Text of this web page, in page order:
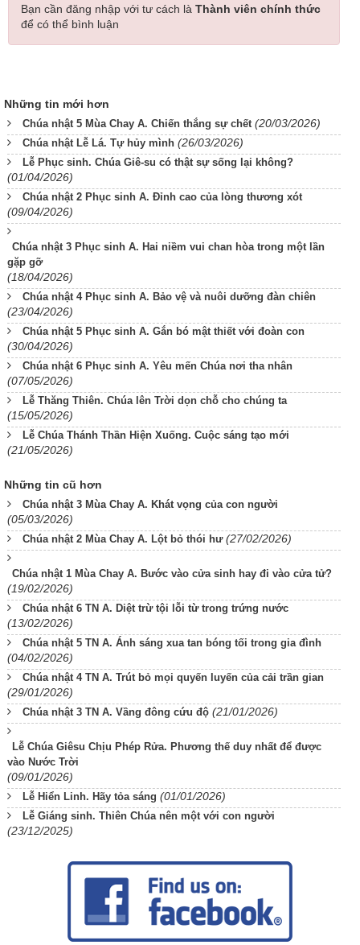
Bạn cần đăng nhập với tư cách là Thành viên chính thức
để có thể bình luận
Những tin mới hơn
Chúa nhật 5 Mùa Chay A. Chiến thắng sự chết (20/03/2026)
Chúa nhật Lễ Lá. Tự hủy mình (26/03/2026)
Lễ Phục sinh. Chúa Giê-su có thật sự sống lại không?
(01/04/2026)
Chúa nhật 2 Phục sinh A. Đỉnh cao của lòng thương xót
(09/04/2026)
Chúa nhật 3 Phục sinh A. Hai niềm vui chan hòa trong một lần
gặp gỡ
(18/04/2026)
Chúa nhật 4 Phục sinh A. Bảo vệ và nuôi dưỡng đàn chiên
(23/04/2026)
Chúa nhật 5 Phục sinh A. Gắn bó mật thiết với đoàn con
(30/04/2026)
Chúa nhật 6 Phục sinh A. Yêu mến Chúa nơi tha nhân
(07/05/2026)
Lễ Thăng Thiên. Chúa lên Trời dọn chỗ cho chúng ta
(15/05/2026)
Lễ Chúa Thánh Thần Hiện Xuống. Cuộc sáng tạo mới
(21/05/2026)
Những tin cũ hơn
Chúa nhật 3 Mùa Chay A. Khát vọng của con người
(05/03/2026)
Chúa nhật 2 Mùa Chay A. Lột bỏ thói hư (27/02/2026)
Chúa nhật 1 Mùa Chay A. Bước vào cửa sinh hay đi vào cửa tử?
(19/02/2026)
Chúa nhật 6 TN A. Diệt trừ tội lỗi từ trong trứng nước
(13/02/2026)
Chúa nhật 5 TN A. Ánh sáng xua tan bóng tối trong gia đình
(04/02/2026)
Chúa nhật 4 TN A. Trút bỏ mọi quyến luyến của cải trần gian
(29/01/2026)
Chúa nhật 3 TN A. Vầng đông cứu độ (21/01/2026)
Lễ Chúa Giêsu Chịu Phép Rửa. Phương thế duy nhất để được
vào Nước Trời
(09/01/2026)
Lễ Hiển Linh. Hãy tỏa sáng (01/01/2026)
Lễ Giáng sinh. Thiên Chúa nên một với con người
(23/12/2025)